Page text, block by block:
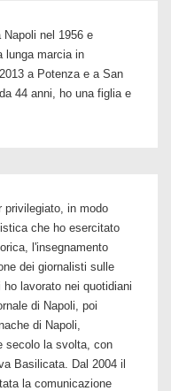
Napoli nel 1956 e
lunga marcia in
a Potenza e a San
44 anni, ho una figlia e
privilegiato, in modo
che ho esercitato
l'insegnamento
dei giornalisti sulle
lavorato nei quotidiani
di Napoli, poi
di Napoli,
secolo la svolta, con
Basilicata. Dal 2004 il
la comunicazione